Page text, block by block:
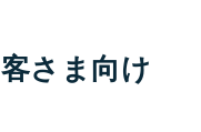
さま向け